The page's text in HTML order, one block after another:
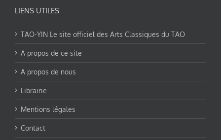
LIENS UTILES
TAO-YIN Le site officiel des Arts Classiques du TAO
A propos de ce site
A propos de nous
Librairie
Mentions légales
Contact